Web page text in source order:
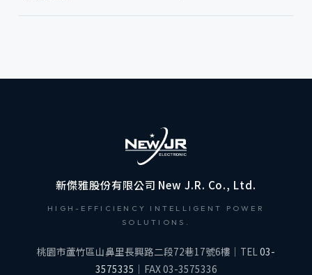
新傑雅股份有限公司 New J.R. Co., Ltd.
HIGH-EFFICIENCY INTELLIGENT POWER
SOLUTIONS.
桃園市蘆竹區山鼻里長興路二段72巷17號6樓｜TEL 03-
3575335 ｜FAX 03-3575336